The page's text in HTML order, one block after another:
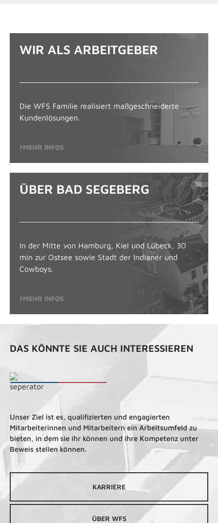
WIR ALS ARBEITGEBER
Die WFS Familie realisiert maßgeschneiderte
Kundenlösungen.
MEHR INFOS
ÜBER BAD SEGEBERG
In der Mitte von Hamburg, Kiel und Lübeck, 30
min zur Ostsee sowie Stadt der Indianer und
Cowboys.
MEHR INFOS
DAS KÖNNTE SIE AUCH INTERESSIEREN
Unser Ziel ist es, qualifizierten und engagierten
Mitarbeiterinnen und Mitarbeitern ein Arbeitsumfeld zu
bieten, in dem sie ihr können und ihre Kompetenz unter
Beweis stellen können.
KARRIERE
ÜBER WFS